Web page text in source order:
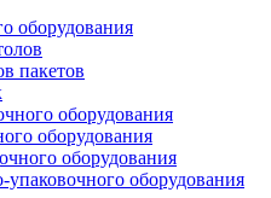
оборудования
пакетов
оборудования
оборудования
оборудования
оборудования